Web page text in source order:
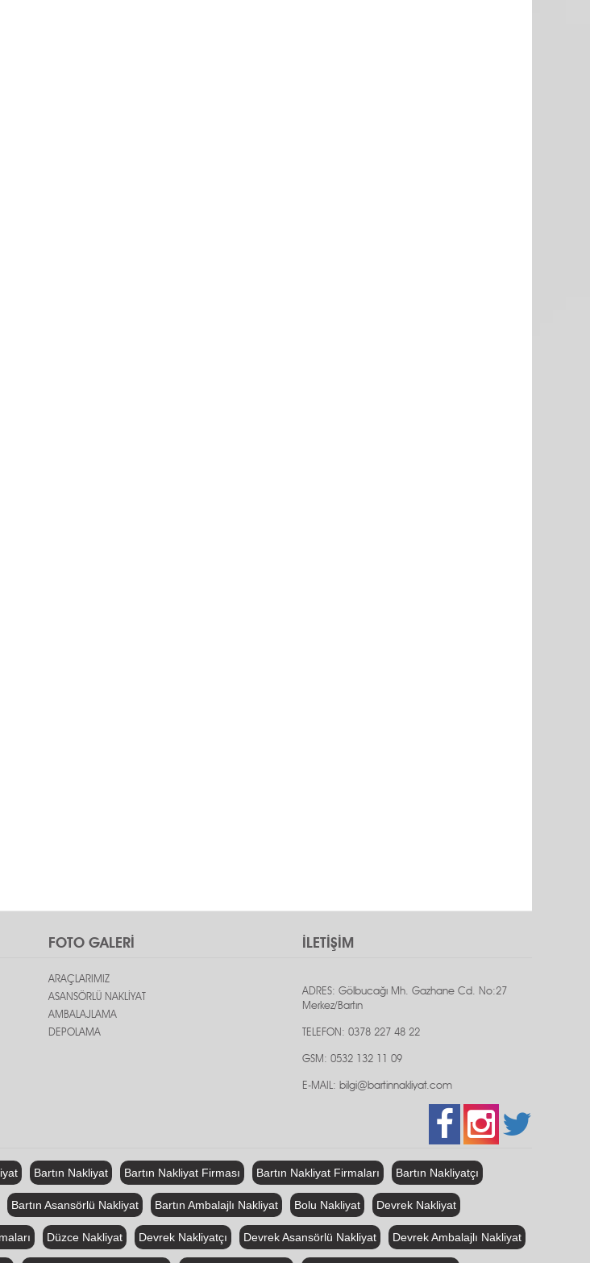
FOTO GALERİ İLETİŞİM
ARAÇLARIMIZ
ASANSÖRLÜ NAKLİYAT
AMBALAJLAMA
DEPOLAMA
ADRES: Gölbucağı Mh. Gazhane Cd. No:27
Merkez/Bartın
TELEFON: 0378 227 48 22
GSM: 0532 132 11 09
E-MAIL: bilgi@bartinnakliyat.com
Bartın Nakliyat Bartın Nakliyat Firması Bartın Nakliyat Firmaları Bartın Nakliyatçı
Bartın Asansörlü Nakliyat Bartın Ambalajlı Nakliyat Bolu Nakliyat Devrek Nakliyat
Düzce Nakliyat Devrek Nakliyatçı Devrek Asansörlü Nakliyat Devrek Ambalajlı Nakliyat